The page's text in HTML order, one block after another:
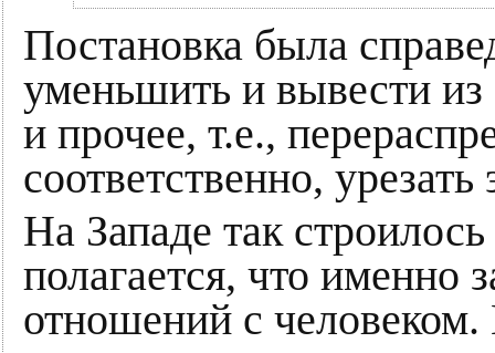
Постановка была
уменьшить и вывести из
и прочее, т.е.,
соответственно,
На Западе так
полагается, что именно
отношений с человеком.